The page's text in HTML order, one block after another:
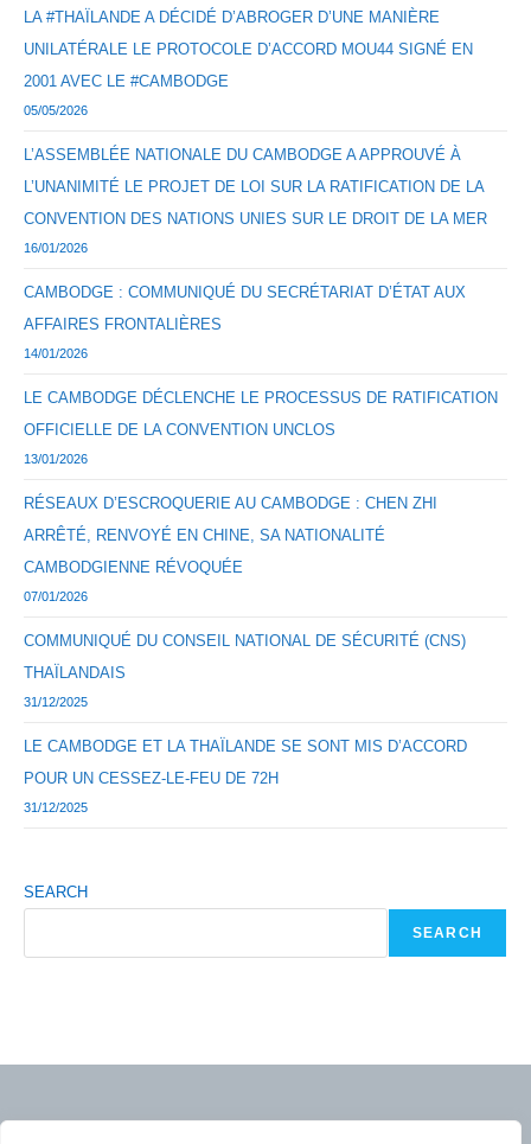
LA #THAÏLANDE A DÉCIDÉ D’ABROGER D’UNE MANIÈRE
UNILATÉRALE LE PROTOCOLE D’ACCORD MOU44 SIGNÉ EN
2001 AVEC LE #CAMBODGE
05/05/2026
L’ASSEMBLÉE NATIONALE DU CAMBODGE A APPROUVÉ À
L’UNANIMITÉ LE PROJET DE LOI SUR LA RATIFICATION DE LA
CONVENTION DES NATIONS UNIES SUR LE DROIT DE LA MER
16/01/2026
CAMBODGE : COMMUNIQUÉ DU SECRÉTARIAT D’ÉTAT AUX
AFFAIRES FRONTALIÈRES
14/01/2026
LE CAMBODGE DÉCLENCHE LE PROCESSUS DE RATIFICATION
OFFICIELLE DE LA CONVENTION UNCLOS
13/01/2026
RÉSEAUX D’ESCROQUERIE AU CAMBODGE : CHEN ZHI
ARRÊTÉ, RENVOYÉ EN CHINE, SA NATIONALITÉ
CAMBODGIENNE RÉVOQUÉE
07/01/2026
COMMUNIQUÉ DU CONSEIL NATIONAL DE SÉCURITÉ (CNS)
THAÏLANDAIS
31/12/2025
LE CAMBODGE ET LA THAÏLANDE SE SONT MIS D’ACCORD
POUR UN CESSEZ-LE-FEU DE 72H
31/12/2025
SEARCH
SEARCH